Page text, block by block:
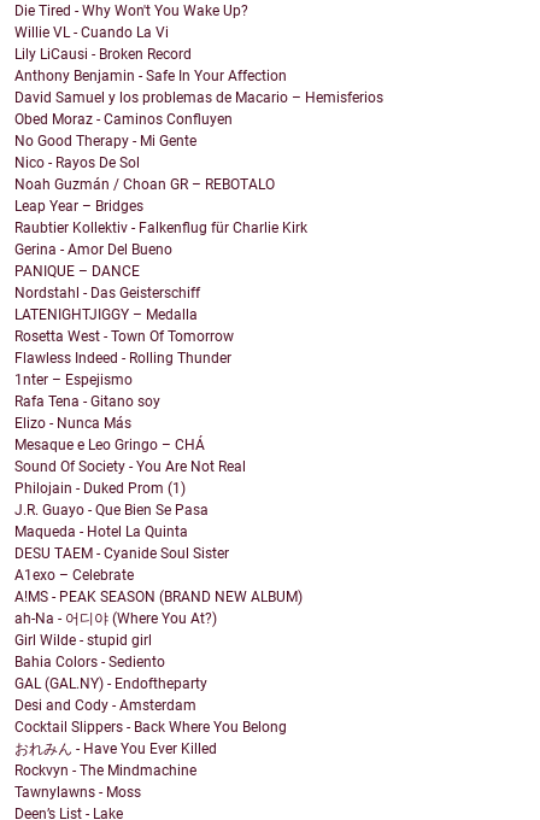
Die Tired - Why Won't You Wake Up?
Willie VL - Cuando La Vi
Lily LiCausi - Broken Record
Anthony Benjamin - Safe In Your Affection
David Samuel y los problemas de Macario – Hemisferios
Obed Moraz - Caminos Confluyen
No Good Therapy - Mi Gente
Nico - Rayos De Sol
Noah Guzmán / Choan GR – REBOTALO
Leap Year – Bridges
Raubtier Kollektiv - Falkenflug für Charlie Kirk
Gerina - Amor Del Bueno
PANIQUE – DANCE
Nordstahl - Das Geisterschiff
LATENIGHTJIGGY – Medalla
Rosetta West - Town Of Tomorrow
Flawless Indeed - Rolling Thunder
1nter – Espejismo
Rafa Tena - Gitano soy
Elizo - Nunca Más
Mesaque e Leo Gringo – CHÁ
Sound Of Society - You Are Not Real
Philojain - Duked Prom (1)
J.R. Guayo - Que Bien Se Pasa
Maqueda - Hotel La Quinta
DESU TAEM - Cyanide Soul Sister
A1exo – Celebrate
A!MS - PEAK SEASON (BRAND NEW ALBUM)
ah-Na - 어디야 (Where You At?)
Girl Wilde - stupid girl
Bahia Colors - Sediento
GAL (GAL.NY) - Endoftheparty
Desi and Cody - Amsterdam
Cocktail Slippers - Back Where You Belong
おれみん - Have You Ever Killed
Rockvyn - The Mindmachine
Tawnylawns - Moss
Deen’s List - Lake